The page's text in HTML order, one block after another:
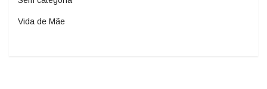
Vida de Mãe